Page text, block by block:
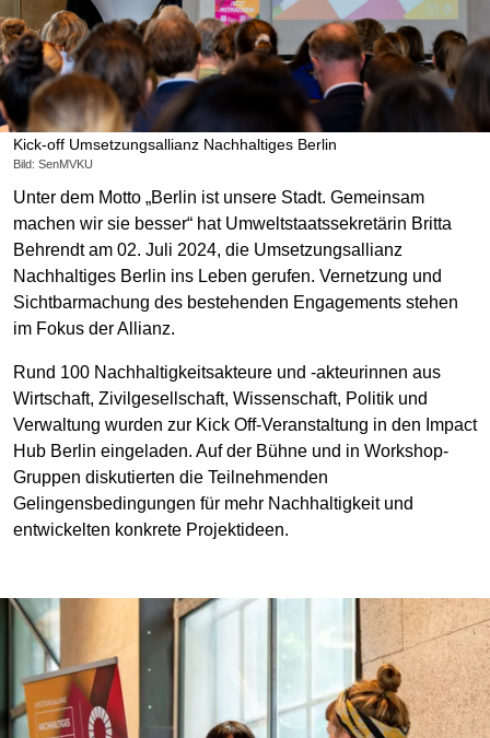
Kick-off Umsetzungsallianz Nachhaltiges Berlin
Bild: SenMVKU
Unter dem Motto „Berlin ist unsere Stadt. Gemeinsam
machen wir sie besser“ hat Umweltstaatssekretärin Britta
Behrendt am 02. Juli 2024, die Umsetzungsallianz
Nachhaltiges Berlin ins Leben gerufen. Vernetzung und
Sichtbarmachung des bestehenden Engagements stehen
im Fokus der Allianz.
Rund 100 Nachhaltigkeitsakteure und -akteurinnen aus
Wirtschaft, Zivilgesellschaft, Wissenschaft, Politik und
Verwaltung wurden zur Kick Off-Veranstaltung in den Impact
Hub Berlin eingeladen. Auf der Bühne und in Workshop-
Gruppen diskutierten die Teilnehmenden
Gelingensbedingungen für mehr Nachhaltigkeit und
entwickelten konkrete Projektideen.